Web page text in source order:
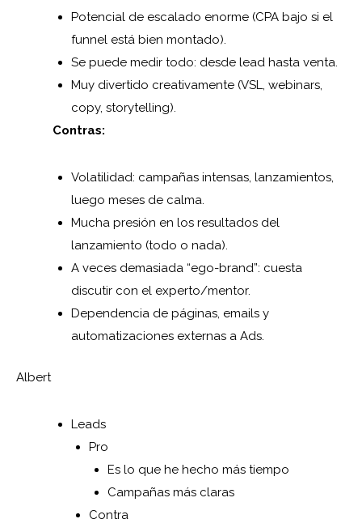
Potencial de escalado enorme (CPA bajo si el
funnel está bien montado).
Se puede medir todo: desde lead hasta venta.
Muy divertido creativamente (VSL, webinars,
copy, storytelling).
Contras:
Volatilidad: campañas intensas, lanzamientos,
luego meses de calma.
Mucha presión en los resultados del
lanzamiento (todo o nada).
A veces demasiada “ego-brand”: cuesta
discutir con el experto/mentor.
Dependencia de páginas, emails y
automatizaciones externas a Ads.
Albert
Leads
Pro
Es lo que he hecho más tiempo
Campañas más claras
Contra